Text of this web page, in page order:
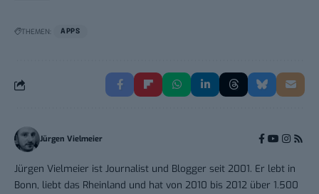
THEMEN: APPS
Jürgen Vielmeier
Jürgen Vielmeier ist Journalist und Blogger seit 2001. Er lebt in
Bonn, liebt das Rheinland und hat von 2010 bis 2012 über 1.500